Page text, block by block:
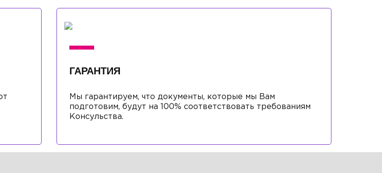
ГАРАНТИЯ
Мы гарантируем, что документы, которые мы Вам
подготовим, будут на 100% соответствовать требованиям
Консульства.